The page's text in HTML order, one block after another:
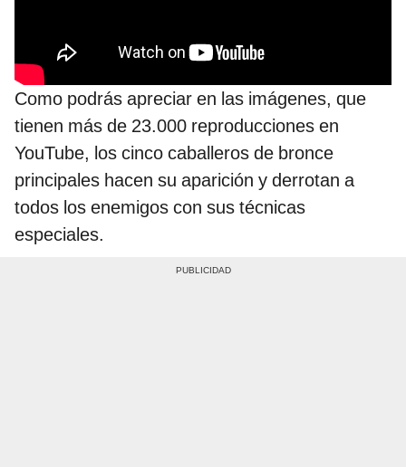
Como podrás apreciar en las imágenes, que
tienen más de 23.000 reproducciones en
YouTube, los cinco caballeros de bronce
principales hacen su aparición y derrotan a
todos los enemigos con sus técnicas
especiales.